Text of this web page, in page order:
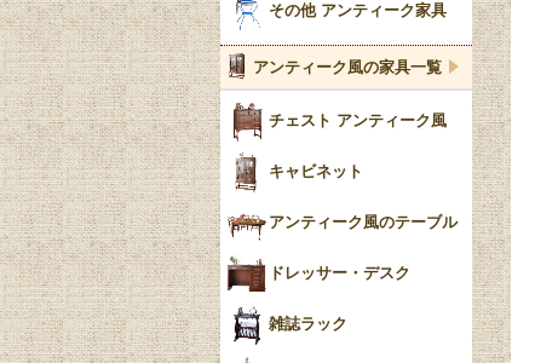
その他 アンティーク家具
アンティーク風の家具一覧
チェスト アンティーク風
キャビネット
アンティーク風のテーブル
ドレッサー・デスク
雑誌ラック